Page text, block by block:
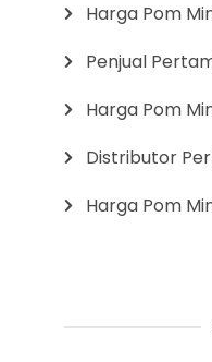
Harga Pom
Penjual
Harga Pom
Distributor
Harga Pom